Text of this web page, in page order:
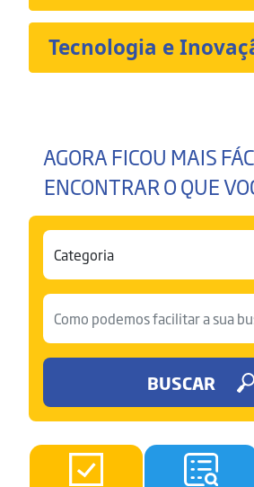
Tecnologia e
AGORA FICOU MAIS
ENCONTRAR O QUE
BUSCAR